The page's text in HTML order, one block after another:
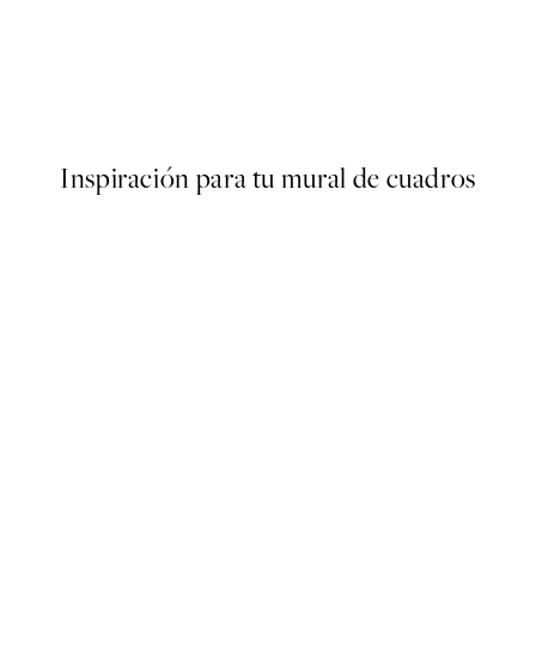
Inspiración para tu mural de cuadros